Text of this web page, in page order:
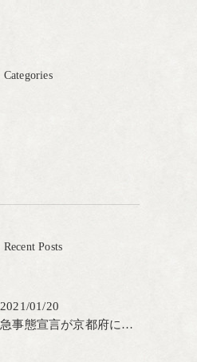
Categories
Recent Posts
2021/01/20
緊急事態宣言が京都府にも発出され当店も要請に従って20時完全閉店という形で営業なるべく短期間での要請解除へ一致団結です